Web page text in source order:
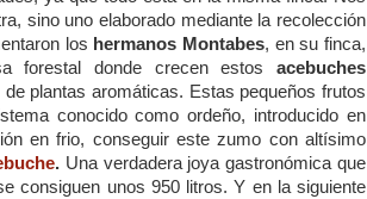
sino uno elaborado mediante la recolección
los hermanos Montabes, en su finca,
forestal donde crecen estos acebuches
plantas aromáticas. Estas pequeños frutos
conocido como ordeño, introducido en
en frio, conseguir este zumo con altísimo
. Una verdadera joya gastronómica que
consiguen unos 950 litros. Y en la siguiente